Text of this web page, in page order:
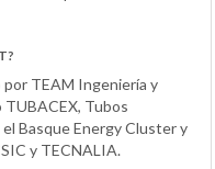
TEAM Ingeniería y
Tubos
Basque Energy Cluster y
y TECNALIA.